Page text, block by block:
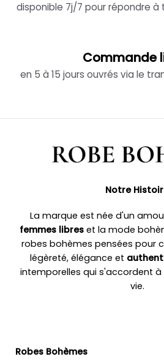
disponible 7j/7 pour répondre
Commande
en 5 à 15 jours ouvrés via le
Notre
La marque est née d'un
femmes libres et la mode
robes bohèmes pensées pour
légèreté, élégance et
intemporelles qui s'accordent
vie.
Robes Bohèmes